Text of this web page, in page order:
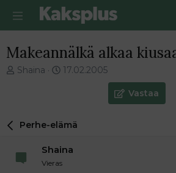
Makeannälkä alkaa
V
e
t
Shaina
E
m
i
17.02.2005
Vastaa
Perhe-elämä
Shaina
Vieras